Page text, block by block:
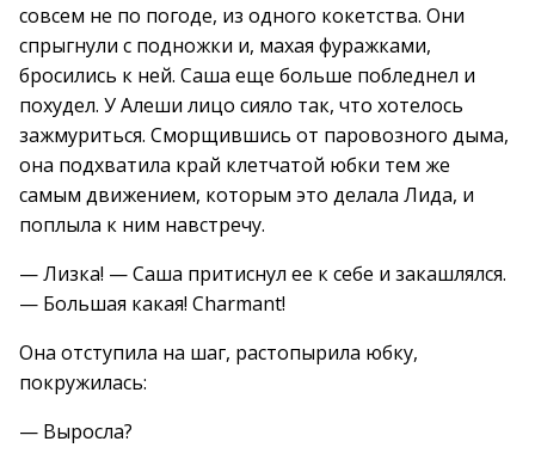
совсем не по погоде, из одного кокетства. Они
спрыгнули с подножки и, махая фуражками,
бросились к ней. Саша еще больше побледнел и
похудел. У Алеши лицо сияло так, что хотелось
зажмуриться. Сморщившись от паровозного дыма,
она подхватила край клетчатой юбки тем же
самым движением, которым это делала Лида, и
поплыла к ним навстречу.
— Лизка! — Саша притиснул ее к себе и закашлялся.
— Большая какая! Charmant!
Она отступила на шаг, растопырила юбку,
покружилась:
— Выросла?